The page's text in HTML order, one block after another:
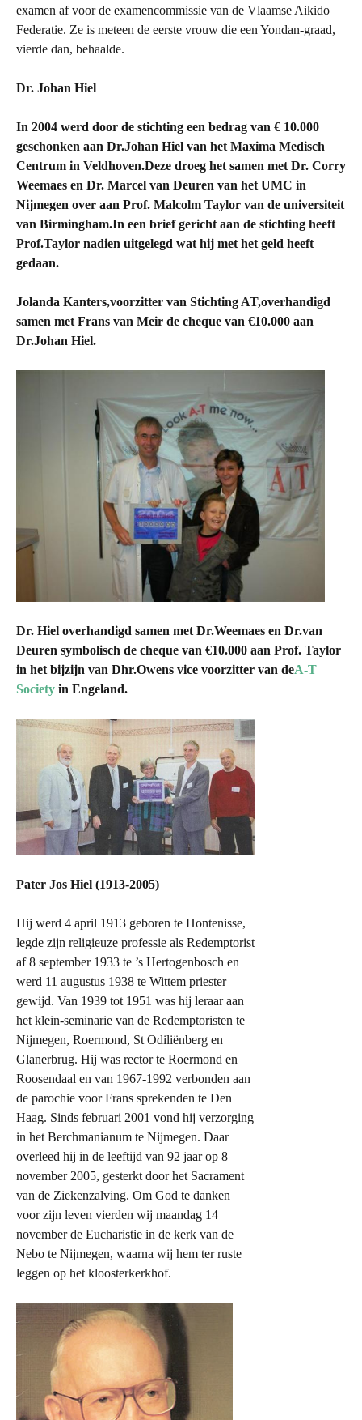
examen af voor de examencommissie van de Vlaamse Aikido
Federatie. Ze is meteen de eerste vrouw die een Yondan-graad,
vierde dan, behaalde.
Dr. Johan Hiel
In 2004 werd door de stichting een bedrag van € 10.000
geschonken aan Dr.Johan Hiel van het Maxima Medisch
Centrum in Veldhoven.Deze droeg het samen met Dr. Corry
Weemaes en Dr. Marcel van Deuren van het UMC in
Nijmegen over aan Prof. Malcolm Taylor van de universiteit
van Birmingham.In een brief gericht aan de stichting heeft
Prof.Taylor nadien uitgelegd wat hij met het geld heeft
gedaan.
Jolanda Kanters,voorzitter van Stichting AT,overhandigd
samen met Frans van Meir de cheque van €10.000 aan
Dr.Johan Hiel.
Dr. Hiel overhandigd samen met Dr.Weemaes en Dr.van
Deuren symbolisch de cheque van €10.000 aan Prof. Taylor
in het bijzijn van Dhr.Owens vice voorzitter van deA-T
Society in Engeland.
Pater Jos Hiel (1913-2005)
Hij werd 4 april 1913 geboren te Hontenisse,
legde zijn religieuze professie als Redemptorist
af 8 september 1933 te ’s Hertogenbosch en
werd 11 augustus 1938 te Wittem priester
gewijd. Van 1939 tot 1951 was hij leraar aan
het klein-seminarie van de Redemptoristen te
Nijmegen, Roermond, St Odiliënberg en
Glanerbrug. Hij was rector te Roermond en
Roosendaal en van 1967-1992 verbonden aan
de parochie voor Frans sprekenden te Den
Haag. Sinds februari 2001 vond hij verzorging
in het Berchmanianum te Nijmegen. Daar
overleed hij in de leeftijd van 92 jaar op 8
november 2005, gesterkt door het Sacrament
van de Ziekenzalving. Om God te danken
voor zijn leven vierden wij maandag 14
november de Eucharistie in de kerk van de
Nebo te Nijmegen, waarna wij hem ter ruste
leggen op het kloosterkerkhof.